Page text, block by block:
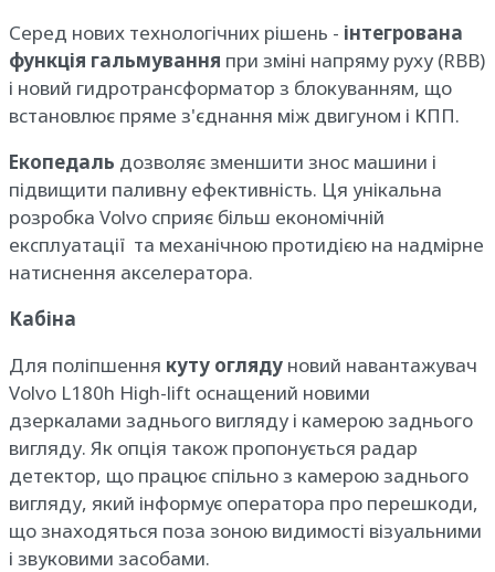
Серед нових технологічних рішень - інтегрована
функція гальмування при зміні напряму руху (RBB)
і новий гидротрансформатор з блокуванням, що
встановлює пряме з'єднання між двигуном і КПП.
Екопедаль дозволяє зменшити знос машини і
підвищити паливну ефективність. Ця унікальна
розробка Volvo сприяє більш економічній
експлуатації та механічною протидією на надмірне
натиснення акселератора.
Кабіна
Для поліпшення куту огляду новий навантажувач
Volvo L180h High-lift оснащений новими
дзеркалами заднього вигляду і камерою заднього
вигляду. Як опція також пропонується радар
детектор, що працює спільно з камерою заднього
вигляду, який інформує оператора про перешкоди,
що знаходяться поза зоною видимості візуальними
і звуковими засобами.